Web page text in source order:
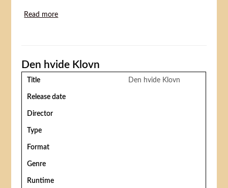
Read more
Den hvide Klovn
Title Den hvide Klovn
Release date
Director
Type
Format
Genre
Runtime